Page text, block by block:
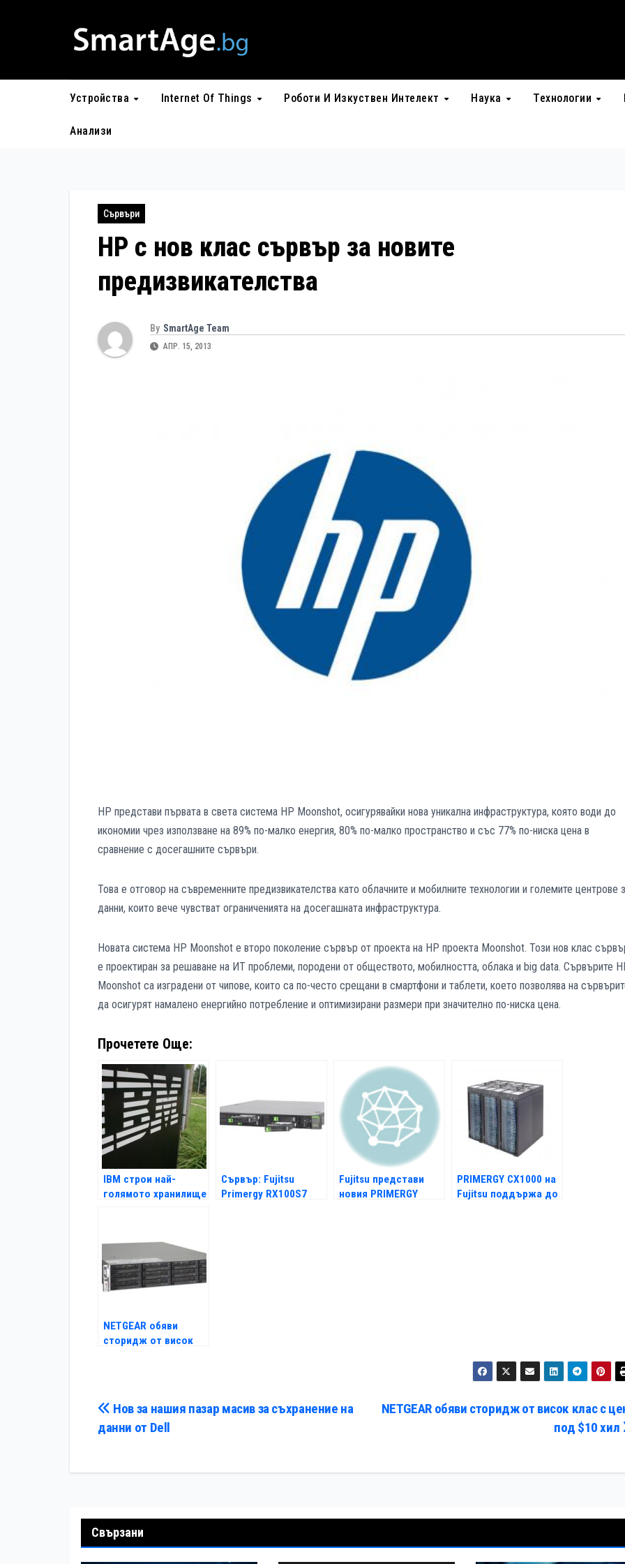
Устройства Internet Of Things Роботи И Изкуствен Интелект Наука Технологии
Анализи
Сървъри
HP с нов клас сървър за новите
предизвикателства
By SmartAge Team
АПР. 15, 2013
HP представи първата в света система HP Moonshot, осигурявайки нова уникална инфраструктура, която води до
икономии чрез използване на 89% по-малко енергия, 80% по-малко пространство и със 77% по-ниска цена в
сравнение с досегашните сървъри.
Това е отговор на съвременните предизвикателства като облачните и мобилните технологии и големите центрове
данни, които вече чувстват ограниченията на досегашната инфраструктура.
Новата система HP Moonshot е второ поколение сървър от проекта на HP проекта Moonshot. Този нов клас
е проектиран за решаване на ИТ проблеми, породени от обществото, мобилността, облака и big data. Сървърите
Moonshot са изградени от чипове, които са по-често срещани в смартфони и таблети, което позволява на
да осигурят намалено енергийно потребление и оптимизирани размери при значително по-ниска цена.
Прочетете Още:
IBM строи най-
голямото хранилище
Сървър: Fujitsu
Primergy RX100S7
Fujitsu представи
новия PRIMERGY
PRIMERGY CX1000 на
Fujitsu поддържа до
NETGEAR обяви
сторидж от висок
Навигация
NETGEAR обяви сторидж от висок клас с
под $10 хил
Нов за нашия пазар масив за съхранение на
данни от Dell
Свързани